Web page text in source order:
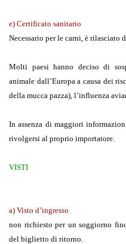
e) Certificato sanitario
Necessario per le carni, è
Molti paesi hanno deciso di
animale dall’Europa a causa dei
della mucca pazza), l’influenza
In assenza di maggiori
rivolgersi al proprio importatore.
VISTI
a) Visto d’ingresso
non richiesto per un soggiorno
del biglietto di ritorno.